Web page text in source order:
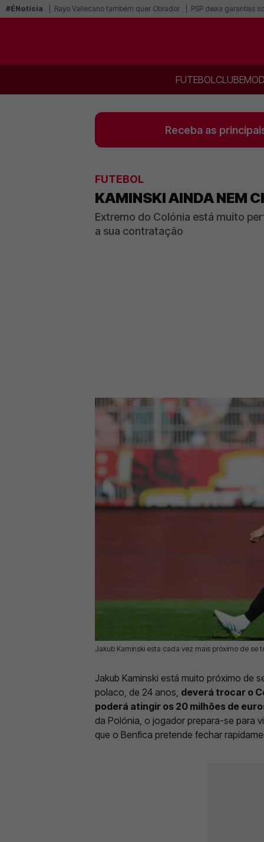
#ÉNotícia Rayo Vallecano também quer Obrador PSP deixa garantias
FUTEBOLCLUBE
Receba as
FUTEBOL
KAMINSKI AINDA NEM
Extremo do Colónia está muito
a sua contratação
Jakub Kaminski esta cada vez mais próximo de se
06 Jul 2026 | 10:04 | 0
Jakub Kaminski está muito próximo de
polaco, de 24 anos, deverá trocar o
poderá atingir os 20 milhões de
da Polónia, o jogador prepara-se para
que o Benfica pretende fechar